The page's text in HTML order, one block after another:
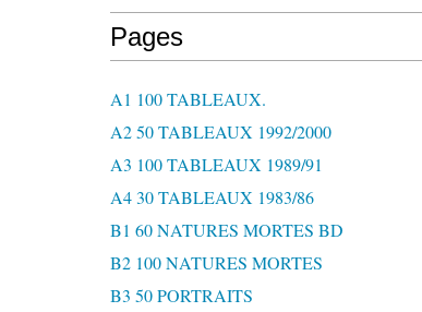
Pages
A1 100 TABLEAUX.
A2 50 TABLEAUX 1992/2000
A3 100 TABLEAUX 1989/91
A4 30 TABLEAUX 1983/86
B1 60 NATURES MORTES BD
B2 100 NATURES MORTES
B3 50 PORTRAITS